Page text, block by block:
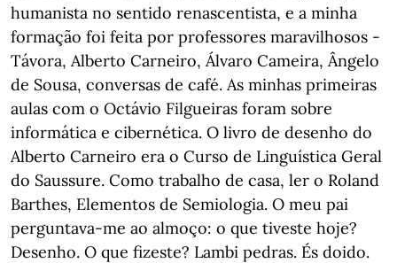
humanista no sentido renascentista, e a minha
formação foi feita por professores maravilhosos -
Távora, Alberto Carneiro, Álvaro Cameira, Ângelo
de Sousa, conversas de café. As minhas primeiras
aulas com o Octávio Filgueiras foram sobre
informática e cibernética. O livro de desenho do
Alberto Carneiro era o Curso de Linguística Geral
do Saussure. Como trabalho de casa, ler o Roland
Barthes, Elementos de Semiologia. O meu pai
perguntava-me ao almoço: o que tiveste hoje?
Desenho. O que fizeste? Lambi pedras. És doido.